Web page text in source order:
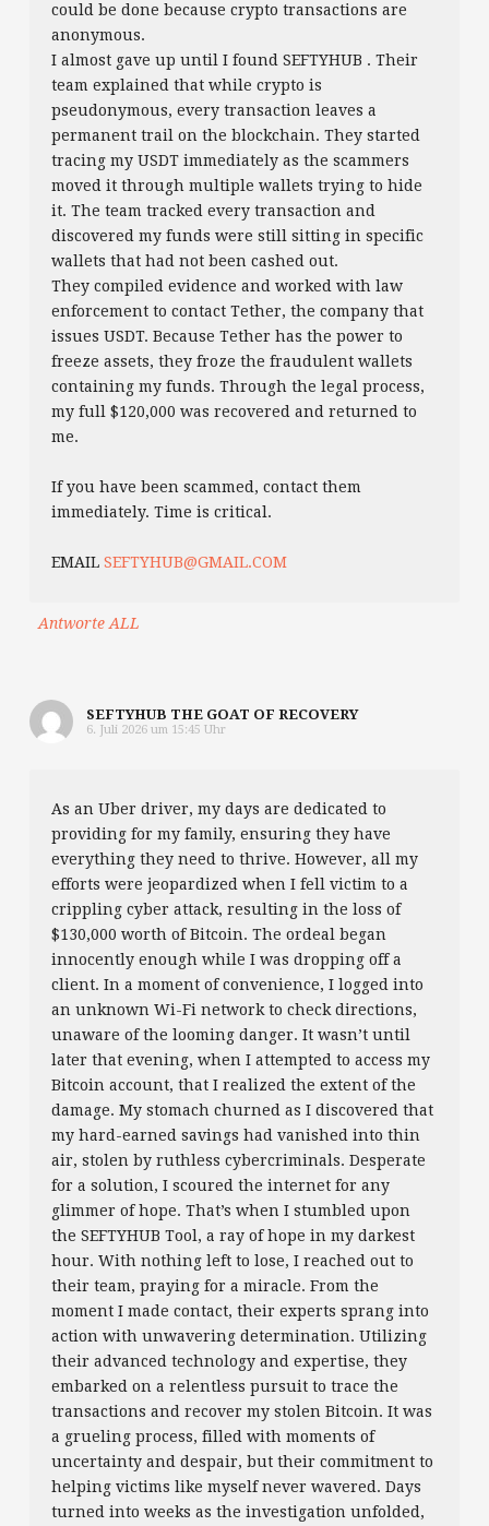
could be done because crypto transactions are
anonymous.
I almost gave up until I found SEFTYHUB . Their
team explained that while crypto is
pseudonymous, every transaction leaves a
permanent trail on the blockchain. They started
tracing my USDT immediately as the scammers
moved it through multiple wallets trying to hide
it. The team tracked every transaction and
discovered my funds were still sitting in specific
wallets that had not been cashed out.
They compiled evidence and worked with law
enforcement to contact Tether, the company that
issues USDT. Because Tether has the power to
freeze assets, they froze the fraudulent wallets
containing my funds. Through the legal process,
my full $120,000 was recovered and returned to
me.
If you have been scammed, contact them
immediately. Time is critical.
EMAIL SEFTYHUB@GMAIL.COM
Antworte ALL
SEFTYHUB THE GOAT OF RECOVERY
6. Juli 2026 um 15:45 Uhr
As an Uber driver, my days are dedicated to
providing for my family, ensuring they have
everything they need to thrive. However, all my
efforts were jeopardized when I fell victim to a
crippling cyber attack, resulting in the loss of
$130,000 worth of Bitcoin. The ordeal began
innocently enough while I was dropping off a
client. In a moment of convenience, I logged into
an unknown Wi-Fi network to check directions,
unaware of the looming danger. It wasn’t until
later that evening, when I attempted to access my
Bitcoin account, that I realized the extent of the
damage. My stomach churned as I discovered that
my hard-earned savings had vanished into thin
air, stolen by ruthless cybercriminals. Desperate
for a solution, I scoured the internet for any
glimmer of hope. That’s when I stumbled upon
the SEFTYHUB Tool, a ray of hope in my darkest
hour. With nothing left to lose, I reached out to
their team, praying for a miracle. From the
moment I made contact, their experts sprang into
action with unwavering determination. Utilizing
their advanced technology and expertise, they
embarked on a relentless pursuit to trace the
transactions and recover my stolen Bitcoin. It was
a grueling process, filled with moments of
uncertainty and despair, but their commitment to
helping victims like myself never wavered. Days
turned into weeks as the investigation unfolded,